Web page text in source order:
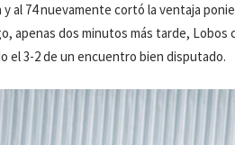
al 74 nuevamente cortó la ventaja
apenas dos minutos más tarde,
el 3-2 de un encuentro bien disputado.